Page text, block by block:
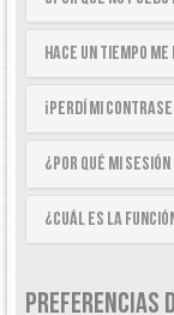
Hace un tiempo
¡Perdí mi
¿Por qué mi
¿Cuál es la
PREFERENCIAS